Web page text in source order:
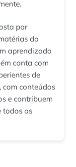
por
do
aprendizado
conta com
de
conteúdos
e contribuem
todos os